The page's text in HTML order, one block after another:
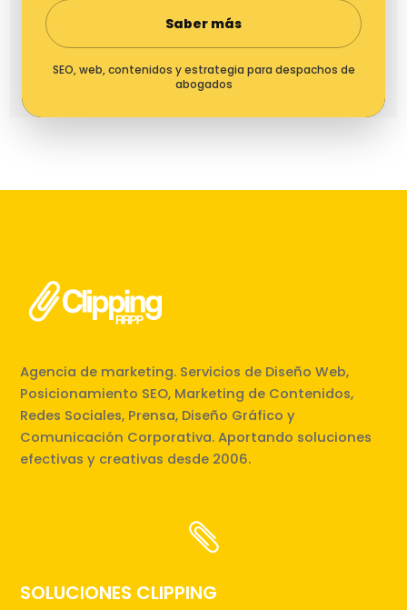
Saber más
SEO, web, contenidos y estrategia para despachos de
abogados
Agencia de marketing. Servicios de Diseño Web,
Posicionamiento SEO, Marketing de Contenidos,
Redes Sociales, Prensa, Diseño Gráfico y
Comunicación Corporativa. Aportando soluciones
efectivas y creativas desde 2006.

SOLUCIONES CLIPPING